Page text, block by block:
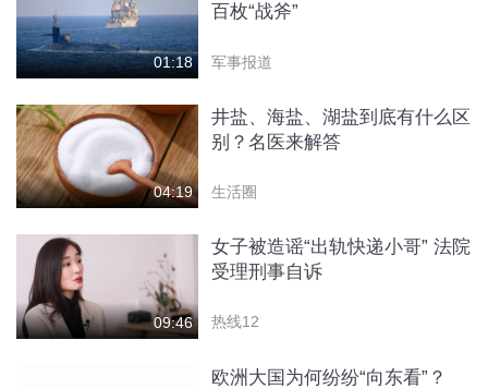
01:18
百枚“战斧”
军事报道
04:19
井盐、海盐、湖盐到底有什么区
别？名医来解答
生活圈
09:46
女子被造谣“出轨快递小哥” 法院
受理刑事自诉
热线12
欧洲大国为何纷纷“向东看”？